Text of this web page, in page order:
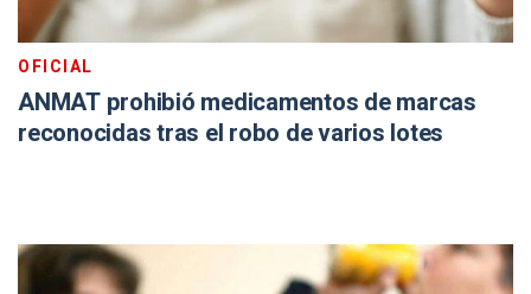
OFICIAL
ANMAT prohibió medicamentos de marcas
reconocidas tras el robo de varios lotes